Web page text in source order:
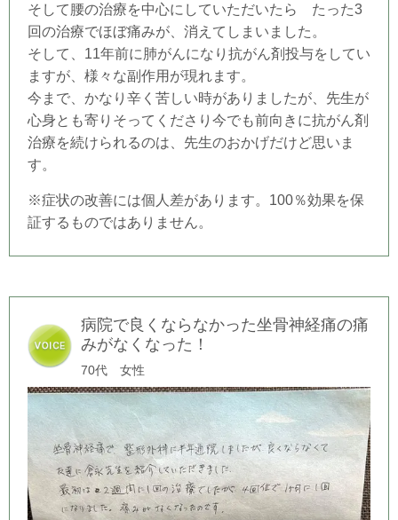
そして腰の治療を中心にしていただいたら たった3
回の治療でほぼ痛みが、消えてしまいました。
そして、11年前に肺がんになり抗がん剤投与をしてい
ますが、様々な副作用が現れます。
今まで、かなり辛く苦しい時がありましたが、先生が
心身とも寄りそってくださり今でも前向きに抗がん剤
治療を続けられるのは、先生のおかげだけど思いま
す。
※症状の改善には個人差があります。100％効果を保
証するものではありません。
病院で良くならなかった坐骨神経痛の痛
みがなくなった！
70代 女性